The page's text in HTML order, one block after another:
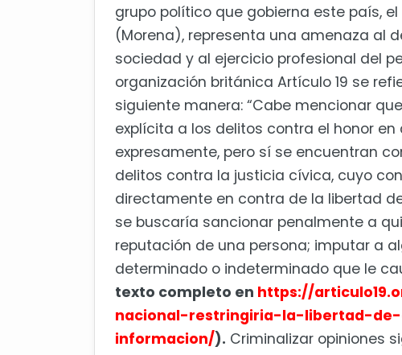
grupo político que gobierna este país,
(Morena), representa una amenaza al
sociedad y al ejercicio profesional del
organización británica Artículo 19 se
siguiente manera: “Cabe mencionar
explícita a los delitos contra el honor
expresamente, pero sí se encuentran
delitos contra la justicia cívica, cuyo
directamente en contra de la libertad
se buscaría sancionar penalmente a
reputación de una persona; imputar a
determinado o indeterminado que le
texto completo en https://
nacional-restringiria-la-libertad-
informacion/). Criminalizar opiniones